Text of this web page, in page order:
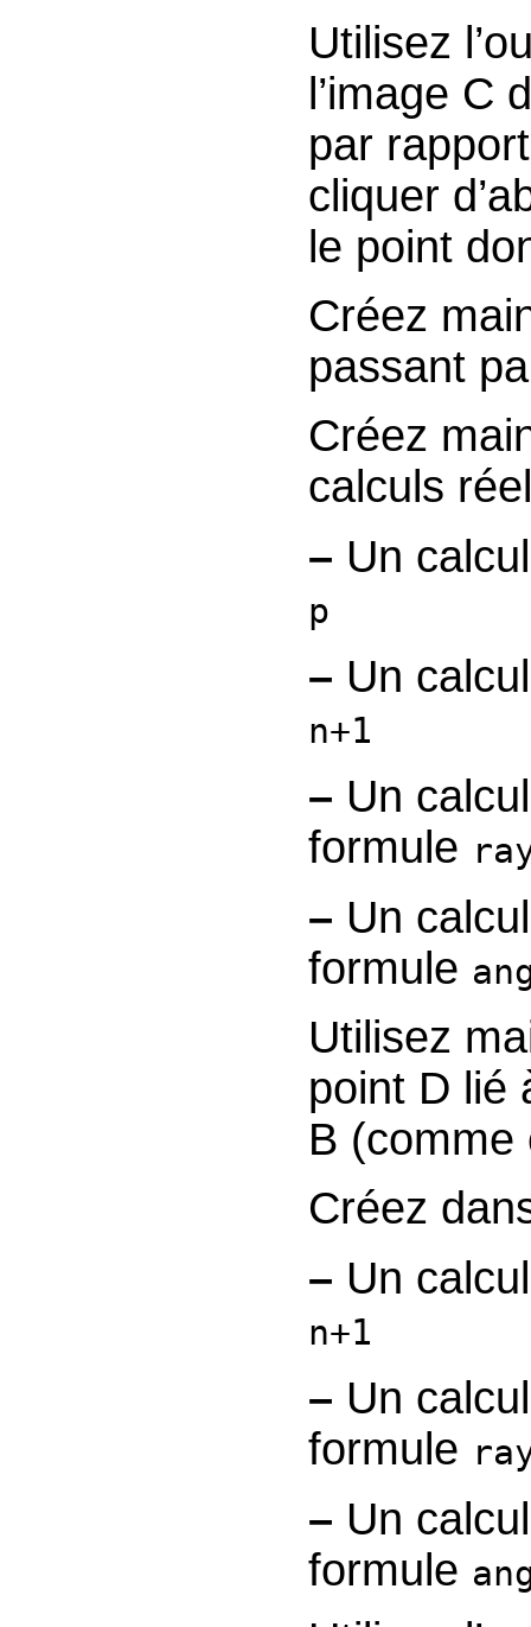
Utilisez
l’image C
par
cliquer
le point
Créez
passant
Créez
calculs
– Un
p
– Un
n+1
– Un
formule
– Un
formule
Utilisez
point D lié
B (comme
– Un
n+1
– Un
formule
– Un
formule